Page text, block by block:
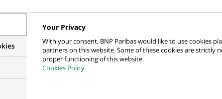
genders) at BNP Paribas Asset Management
Your Privacy
With your consent, BNP Paribas would like to use cookies
partners on this website. Some of these cookies are strictly
proper functioning of this website.
Cookies Policy